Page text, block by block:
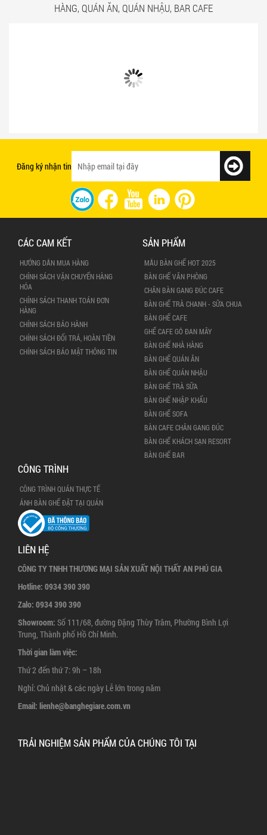
HÀNG, QUÁN ĂN, QUÁN NHẬU, BAR CAFE
Đăng ký nhận tin
CÁC CAM KẾT
HƯỚNG DẪN MUA HÀNG
CHÍNH SÁCH VẬN CHUYỂN HÀNG
HÓA
CHÍNH SÁCH THANH TOÁN ĐƠN
HÀNG
CHÍNH SÁCH BẢO HÀNH
CHÍNH SÁCH ĐỔI TRẢ, HOÀN TIỀN
CHÍNH SÁCH BẢO MẬT THÔNG TIN
SẢN PHẨM
MẪU BÀN GHẾ HOT 2025
BÀN GHẾ VĂN PHÒNG
CHÂN BÀN GANG ĐÚC CAFE
BÀN GHẾ TRÀ CHANH - SỮA CHUA
BÀN GHẾ CAFE
GHẾ CAFE GỖ ĐAN MÂY
BÀN GHẾ NHÀ HÀNG
BÀN GHẾ QUÁN ĂN
BÀN GHẾ QUÁN NHẬU
BÀN GHẾ TRÀ SỮA
BÀN GHẾ NHẬP KHẨU
BÀN GHẾ SOFA
BÀN CAFE CHÂN GANG ĐÚC
BÀN GHẾ KHÁCH SẠN RESORT
BÀN GHẾ BAR
CÔNG TRÌNH
CÔNG TRÌNH QUÁN THỰC TẾ
ẢNH BÀN GHẾ ĐẶT TẠI QUÁN
LIÊN HỆ
CÔNG TY TNHH THƯƠNG MẠI SẢN XUẤT NỘI THẤT AN PHÚ GIA
Hotline: 0934 390 390
Zalo: 0934 390 390
Showroom: Số 111/68, đường Đặng Thùy Trâm, Phường Bình Lợi
Trung, Thành phố Hồ Chí Minh.
Thời gian làm việc:
Thứ 2 đến thứ 7: 9h – 18h
Nghỉ: Chủ nhật & các ngày Lễ lớn trong năm
Email: lienhe@banghegiare.com.vn
TRẢI NGHIỆM SẢN PHẨM CỦA CHÚNG TÔI TẠI